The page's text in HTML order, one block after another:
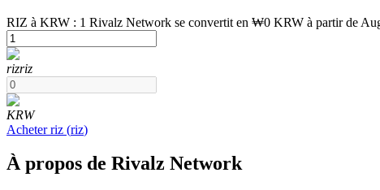
Futures USDT
Futures utilisant l'USDT comme garantie
RIZ à KRW : 1 Rivalz Network se convertit en ₩0 KRW à partir de
rizriz
KRW
Acheter riz (riz)
À propos de Rivalz Network